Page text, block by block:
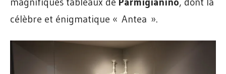
célèbre et énigmatique « Antea ».